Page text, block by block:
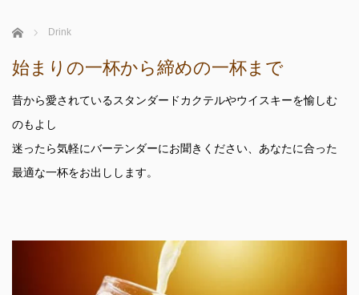
ホーム Drink
始まりの一杯から締めの一杯まで
昔から愛されているスタンダードカクテルやウイスキーを愉しむ
のもよし
迷ったら気軽にバーテンダーにお聞きください、あなたに合った
最適な一杯をお出しします。